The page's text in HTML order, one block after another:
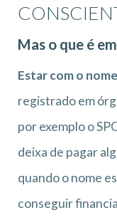
Mas o que é
Estar com o
registrado em
por exemplo o
deixa de pagar
quando o nome
conseguir